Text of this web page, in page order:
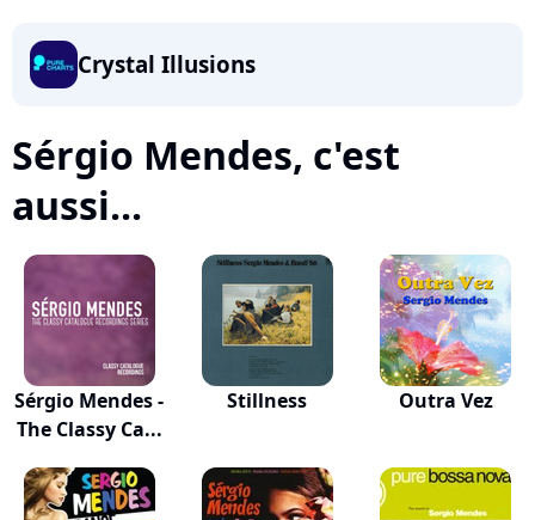
Crystal Illusions
Sérgio Mendes, c'est
aussi...
Sérgio Mendes -
The Classy Ca...
Stillness Outra Vez